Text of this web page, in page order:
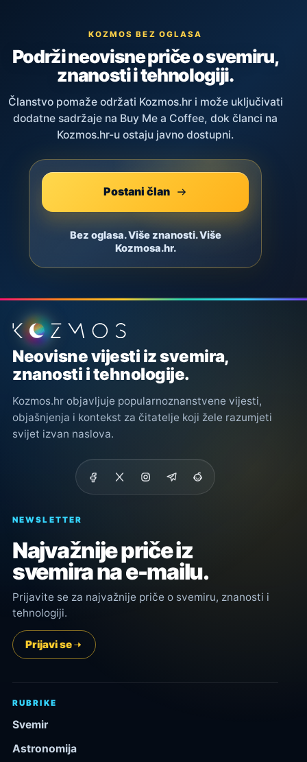
KOZMOS BEZ OGLASA
Podrži neovisne priče o svemiru,
znanosti i tehnologiji.
Članstvo pomaže održati Kozmos.hr i može uključivati
dodatne sadržaje na Buy Me a Coffee, dok članci na
Kozmos.hr-u ostaju javno dostupni.
Postani član
Bez oglasa. Više znanosti. Više
Kozmosa.hr.
Podnožje stranice
Neovisne vijesti iz svemira,
znanosti i tehnologije.
Kozmos.hr objavljuje popularnoznanstvene vijesti,
objašnjenja i kontekst za čitatelje koji žele razumjeti
svijet izvan naslova.
NEWSLETTER
Najvažnije priče iz
svemira na e-mailu.
Prijavite se za najvažnije priče o svemiru, znanosti i
tehnologiji.
Prijavi se
RUBRIKE
Svemir
Astronomija